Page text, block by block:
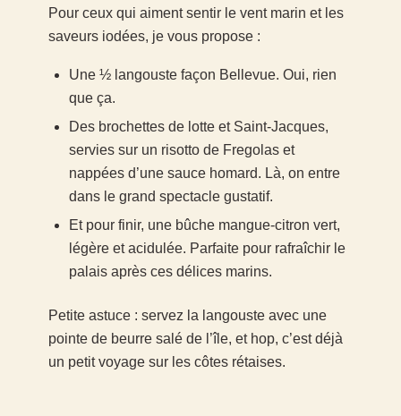
Pour ceux qui aiment sentir le vent marin et les
saveurs iodées, je vous propose :
Une ½ langouste façon Bellevue. Oui, rien
que ça.
Des brochettes de lotte et Saint-Jacques,
servies sur un risotto de Fregolas et
nappées d’une sauce homard. Là, on entre
dans le grand spectacle gustatif.
Et pour finir, une bûche mangue-citron vert,
légère et acidulée. Parfaite pour rafraîchir le
palais après ces délices marins.
Petite astuce : servez la langouste avec une
pointe de beurre salé de l’île, et hop, c’est déjà
un petit voyage sur les côtes rétaises.